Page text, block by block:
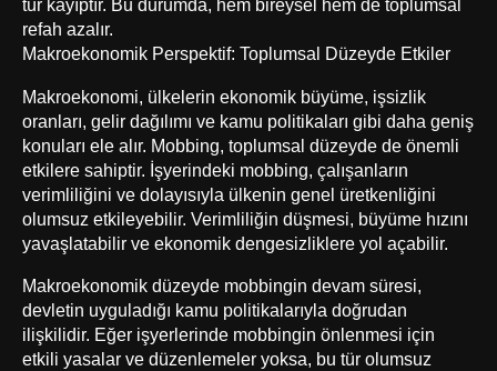
tür kayıptır. Bu durumda, hem bireysel hem de toplumsal
refah azalır.
Makroekonomik Perspektif: Toplumsal Düzeyde Etkiler
Makroekonomi, ülkelerin ekonomik büyüme, işsizlik
oranları, gelir dağılımı ve kamu politikaları gibi daha geniş
konuları ele alır. Mobbing, toplumsal düzeyde de önemli
etkilere sahiptir. İşyerindeki mobbing, çalışanların
verimliliğini ve dolayısıyla ülkenin genel üretkenliğini
olumsuz etkileyebilir. Verimliliğin düşmesi, büyüme hızını
yavaşlatabilir ve ekonomik dengesizliklere yol açabilir.
Makroekonomik düzeyde mobbingin devam süresi,
devletin uyguladığı kamu politikalarıyla doğrudan
ilişkilidir. Eğer işyerlerinde mobbingin önlenmesi için
etkili yasalar ve düzenlemeler yoksa, bu tür olumsuz